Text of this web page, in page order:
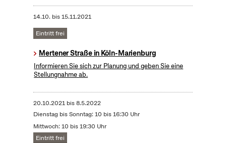
14.10. bis15.11.2021
Eintritt frei
Mertener Straße in Köln-Marienburg
Informieren Sie sich zur Planung und geben Sie eine
Stellungnahme ab.
20.10.2021bis8.5.2022
Dienstag bis Sonntag: 10 bis 16:30 Uhr
Mittwoch: 10 bis 19:30 Uhr
Eintritt frei